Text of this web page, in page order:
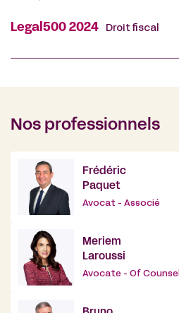
Legal500 2024 Droit fiscal
Nos professionnels
Frédéric
Paquet
Avocat - Associé
Meriem
Laroussi
Avocate - Of Counsel